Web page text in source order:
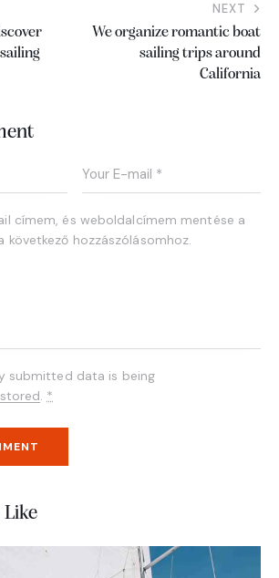
NEXT
We organize romantic boat
sailing trips around
California
címem, és weboldalcímem mentése a
következő hozzászólásomhoz.
submitted data is being
*
Like